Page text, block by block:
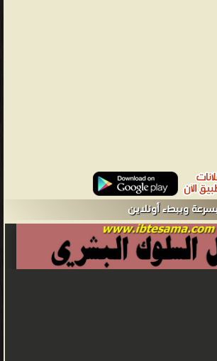
اليقين : الاستدلال والتحيز.❰ له مجموعة من
❞ التفكير السريع والبطيء ❝ ❞ التفكير بسرعة
هنداوي للتعليم والثقافة ❝ ❱
- مكتبة كتب التنمية البشرية.
وببطء أونلاين